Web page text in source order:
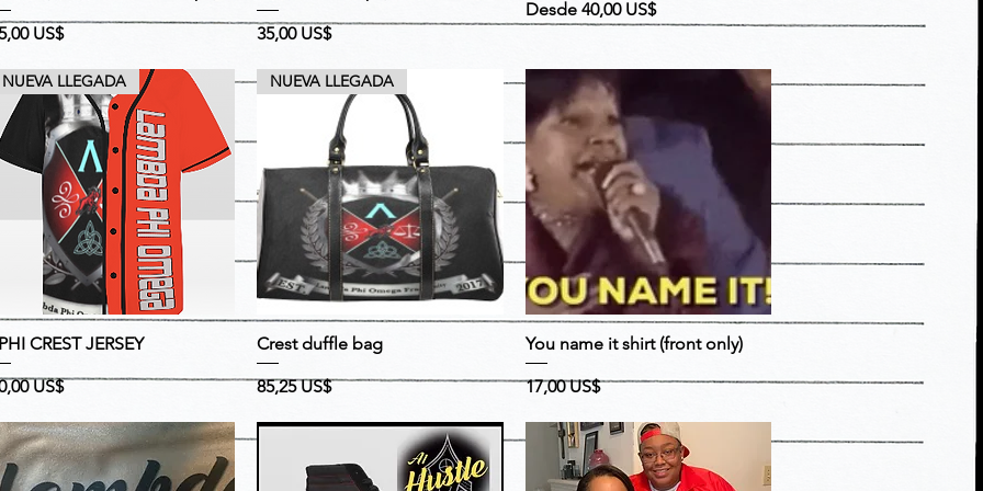
US$
Precio
35,00 US$
Desde
Precio 40,00 US$
Precio de oferta
Vista rápida
NUEVA LLEGADA
CREST JERSEY
US$
Vista rápida
NUEVA LLEGADA
Crest duffle bag
Precio
85,25 US$
Vista rápida
You name it shirt (front only)
Precio
17,00 US$